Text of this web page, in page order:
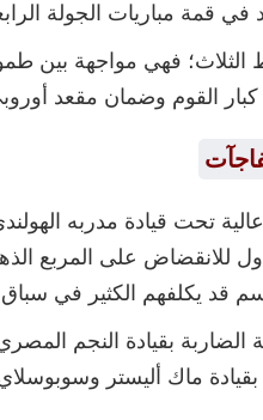
قمة مباريات الجولة
الثلاث؛ فهي مواجهة بين
كبار القوم وضمان مقعد
للانقضاض على المربع
قد يكلفهم الكثير في سباق
بقيادة النجم
ماك أليستر